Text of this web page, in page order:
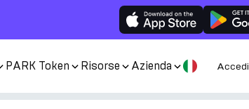
PARK Token Risorse Azienda Accedi